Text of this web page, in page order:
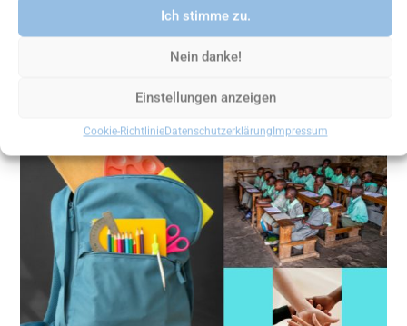
Ich stimme zu.
Nein danke!
Einstellungen anzeigen
Cookie-RichtlinieDatenschutzerklärungImpressum